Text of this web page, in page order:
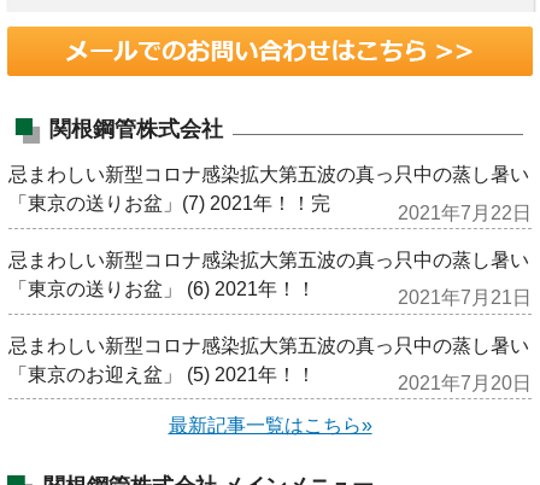
関根鋼管株式会社
忌まわしい新型コロナ感染拡大第五波の真っ只中の蒸し暑い
「東京の送りお盆」(7) 2021年！！完
2021年7月22日
忌まわしい新型コロナ感染拡大第五波の真っ只中の蒸し暑い
「東京の送りお盆」 (6) 2021年！！
2021年7月21日
忌まわしい新型コロナ感染拡大第五波の真っ只中の蒸し暑い
「東京のお迎え盆」 (5) 2021年！！
2021年7月20日
最新記事一覧はこちら»